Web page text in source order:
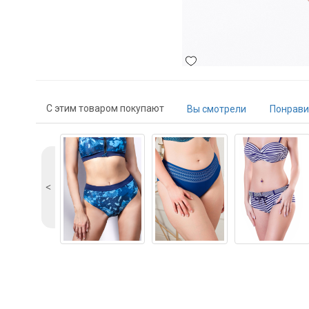
С этим товаром покупают Вы смотрели
˂